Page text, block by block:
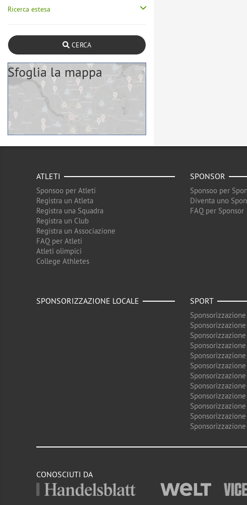
Ricerca estesa
CERCA
Sfoglia la mappa
ATLETI
Sponsoo per Atleti
Registra un Atleta
Registra una Squadra
Registra un Club
Registra un Associazione
FAQ per Atleti
Atleti olimpici
College Athletes
SPONSOR
Sponsoo per
Diventa uno
FAQ per Sponsor
SPONSORIZZAZIONE LOCALE SPORT
CONOSCIUTI DA